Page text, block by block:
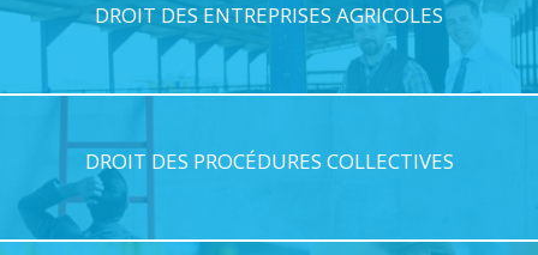
DROIT DES ENTREPRISES AGRICOLES
DROIT DES PROCÉDURES COLLECTIVES